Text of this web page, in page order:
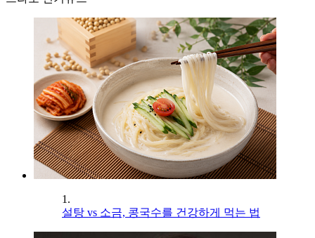
1.
설탕 vs 소금, 콩국수를 건강하게 먹는 법